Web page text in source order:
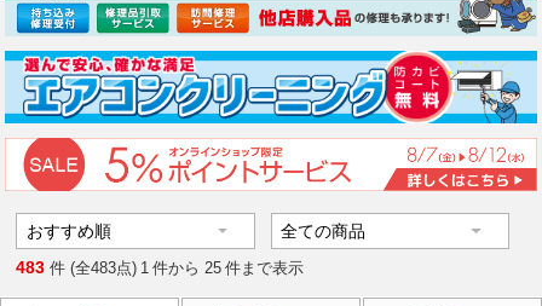
483 件 (全483点) 1 件から 25 件まで表示